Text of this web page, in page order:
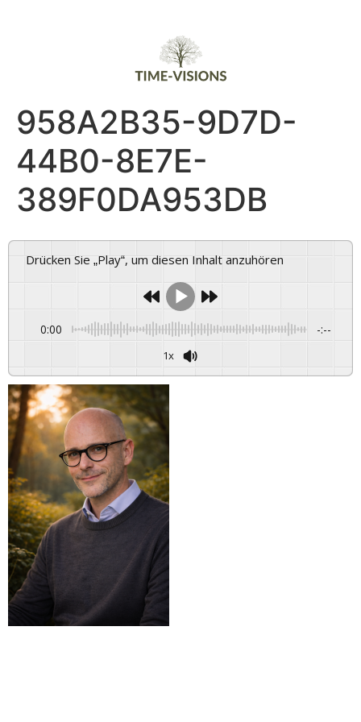
958A2B35-9D7D-
44B0-8E7E-
389F0DA953DB
Drücken Sie „Play“, um diesen Inhalt anzuhören
0:00 -:--
1x